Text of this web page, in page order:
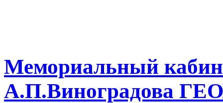
Мемориальный
А.П.Виноградова